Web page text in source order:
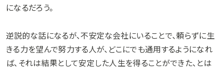
になるだろう。
逆説的な話になるが、不安定な会社にいることで、頼らずに生
きる力を望んで努力する人が、どこにでも通用するようになれ
ば、それは結果として安定した人生を得ることができた、とは